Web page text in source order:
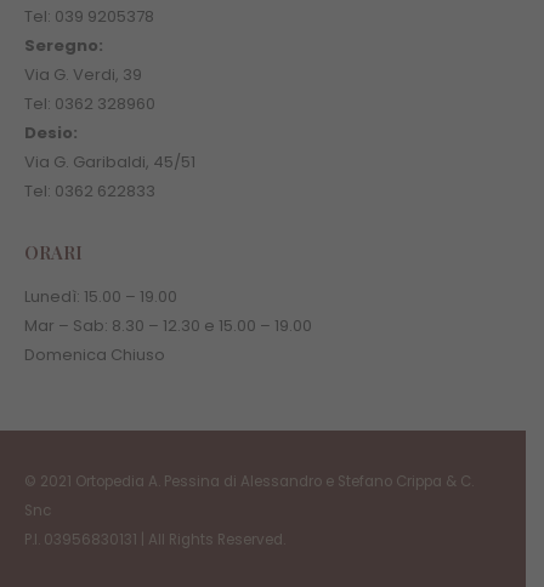
Tel: 039 9205378
Seregno:
Via G. Verdi, 39
Tel: 0362 328960
Desio:
Via G. Garibaldi, 45/51
Tel: 0362 622833
ORARI
Lunedì: 15.00 – 19.00
Mar – Sab: 8.30 – 12.30 e 15.00 – 19.00
Domenica Chiuso
© 2021 Ortopedia A. Pessina di Alessandro e Stefano Crippa & C.
Snc
P.I. 03956830131 | All Rights Reserved.